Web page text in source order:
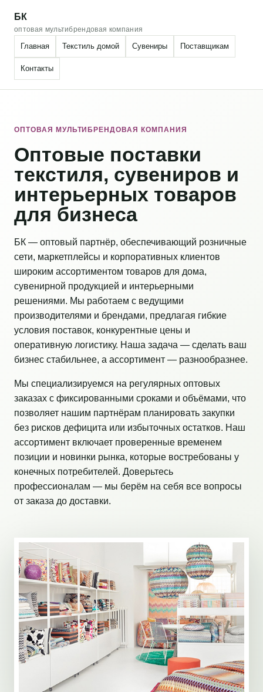
БК
оптовая мультибрендовая компания
Главная Текстиль домой Сувениры Поставщикам
Контакты
ОПТОВАЯ МУЛЬТИБРЕНДОВАЯ КОМПАНИЯ
Оптовые поставки
текстиля, сувениров и
интерьерных товаров
для бизнеса
БК — оптовый партнёр, обеспечивающий розничные
сети, маркетплейсы и корпоративных клиентов
широким ассортиментом товаров для дома,
сувенирной продукцией и интерьерными
решениями. Мы работаем с ведущими
производителями и брендами, предлагая гибкие
условия поставок, конкурентные цены и
оперативную логистику. Наша задача — сделать ваш
бизнес стабильнее, а ассортимент — разнообразнее.
Мы специализируемся на регулярных оптовых
заказах с фиксированными сроками и объёмами, что
позволяет нашим партнёрам планировать закупки
без рисков дефицита или избыточных остатков. Наш
ассортимент включает проверенные временем
позиции и новинки рынка, которые востребованы у
конечных потребителей. Доверьтесь
профессионалам — мы берём на себя все вопросы
от заказа до доставки.